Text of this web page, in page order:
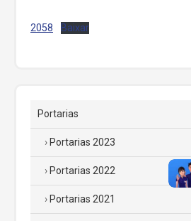
2058 Baixar
Portarias
Portarias 2023
Portarias 2022
Portarias 2021